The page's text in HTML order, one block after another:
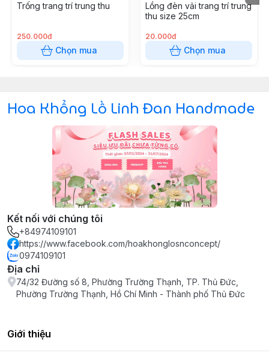
Trống trang trí trung thu
250.000đ
Chọn mua
Lồng đèn vải trang trí trung
thu size 25cm
20.000đ
Chọn mua
Hoa Khổng Lồ Linh Đan Handmade
Kết nối với chúng tôi
+84974109101
https://www.facebook.com/hoakhonglosnconcept/
0974109101
Địa chỉ
74/32 Đường số 8, Phường Trường Thạnh, TP. Thủ Đức,
Phường Trường Thạnh, Hồ Chí Minh - Thành phố Thủ Đức
Giới thiệu